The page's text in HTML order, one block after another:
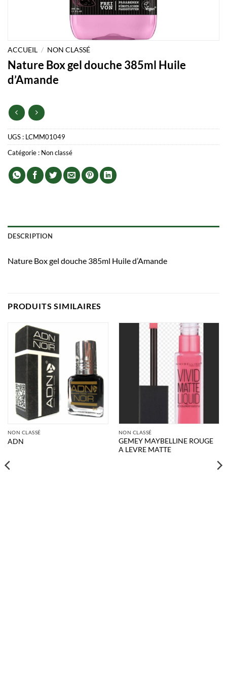
ACCUEIL / NON CLASSÉ
Nature Box gel douche 385ml Huile
d’Amande
UGS : LCMM01049
Catégorie : Non classé
DESCRIPTION
Nature Box gel douche 385ml Huile d’Amande
PRODUITS SIMILAIRES
NON CLASSÉ
ADN
NON CLASSÉ
GEMEY MAYBELLINE ROUGE
A LEVRE MATTE